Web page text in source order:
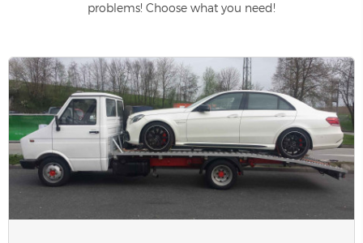
problems! Choose what you need!